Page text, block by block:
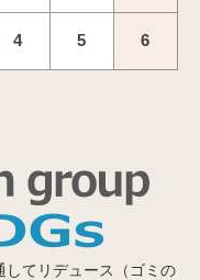
4 5 6
してリデュース（ゴミの